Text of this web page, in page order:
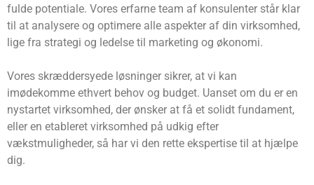
fulde potentiale. Vores erfarne team af konsulenter står klar
til at analysere og optimere alle aspekter af din virksomhed,
lige fra strategi og ledelse til marketing og økonomi.
Vores skræddersyede løsninger sikrer, at vi kan
imødekomme ethvert behov og budget. Uanset om du er en
nystartet virksomhed, der ønsker at få et solidt fundament,
eller en etableret virksomhed på udkig efter
vækstmuligheder, så har vi den rette ekspertise til at hjælpe
dig.